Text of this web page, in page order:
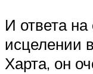
И ответа
исцелении
Харта, он